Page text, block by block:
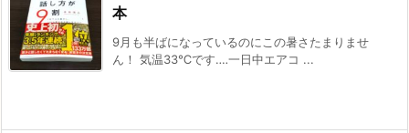
本
9月も半ばになっているのにこの暑さたまりませ
ん！ 気温33℃です‥‥一日中エアコ ...